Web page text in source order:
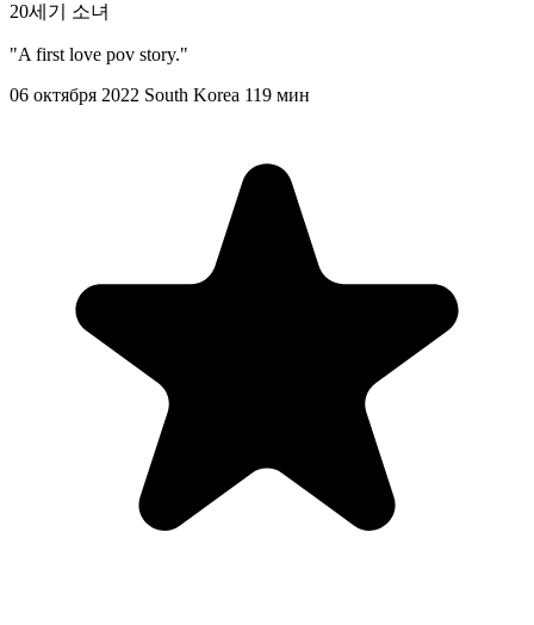
20세기 소녀
"A first love pov story."
06 октября 2022 South Korea 119 мин